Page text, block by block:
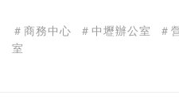
＃商務中心 ＃中壢辦公室 ＃
室